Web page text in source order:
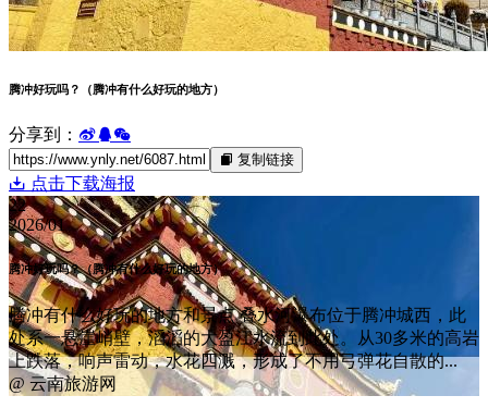
腾冲好玩吗？（腾冲有什么好玩的地方）
分享到：
复制链接
点击下载海报
22
2026/01
腾冲好玩吗？（腾冲有什么好玩的地方）
腾冲有什么好玩的地方和景点 叠水河瀑布位于腾冲城西，此
处系一悬崖峭壁，滔滔的大盈江水流到此处。从30多米的高岩
上跌落，响声雷动，水花四溅，形成了不用弓弹花自散的...
@ 云南旅游网